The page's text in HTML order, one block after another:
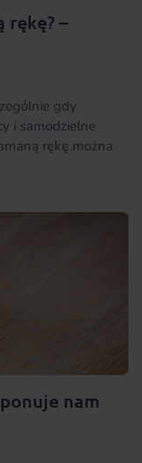
rękę? –
gdy
i samodzielne
rękę można
nam